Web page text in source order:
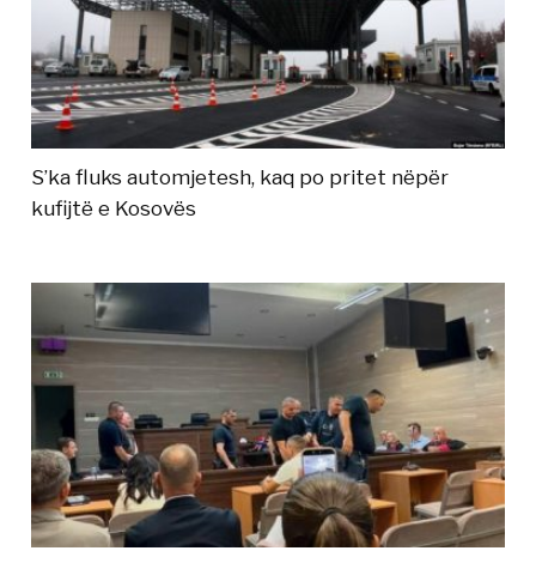
S’ka fluks automjetesh, kaq po pritet nëpër
kufijtë e Kosovës